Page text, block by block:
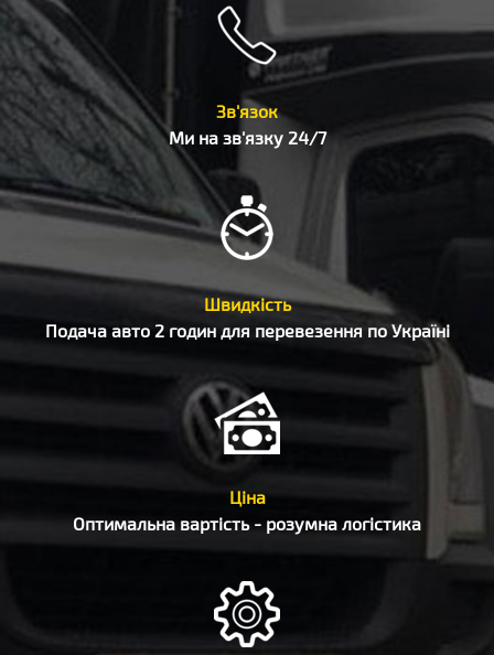
Зв'язок
Ми на зв'язку 24/7
Швидкість
Подача авто 2 годин для перевезення по Україні
Ціна
Оптимальна вартість - розумна логістика